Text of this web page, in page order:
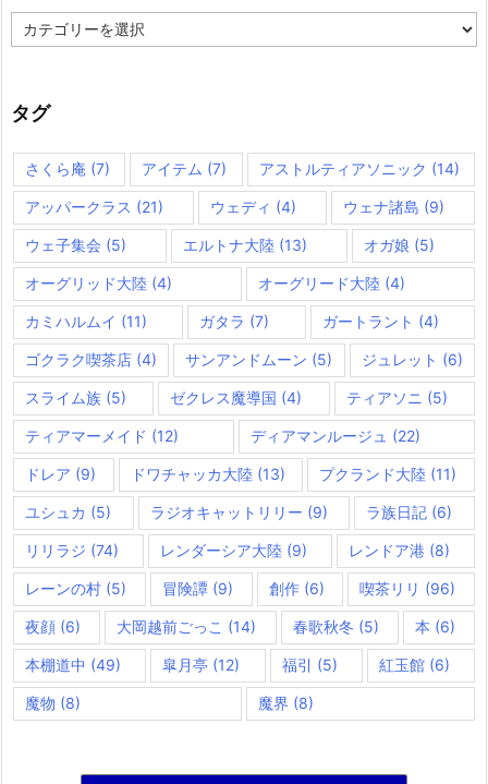
テ
ー
タグ
さくら庵 (7) アイテム (7) アストルティアソニック (14)
アッパークラス (21) ウェディ (4) ウェナ諸島 (9)
ウェ子集会 (5) エルトナ大陸 (13) オガ娘 (5)
オーグリッド大陸 (4) オーグリード大陸 (4)
カミハルムイ (11) ガタラ (7) ガートラント (4)
ゴクラク喫茶店 (4) サンアンドムーン (5) ジュレット (6)
スライム族 (5) ゼクレス魔導国 (4) ティアソニ (5)
ティアマーメイド (12) ディアマンルージュ (22)
ドレア (9) ドワチャッカ大陸(13) プクランド大陸 (11)
ユシュカ (5) ラジオキャットリリー (9) ラ族日記 (6)
リリラジ (74) レンダーシア大陸 (9) レンドア港 (8)
レーンの村 (5) 冒険譚(9) 創作(6) 喫茶リリ (96)
夜顔 (6) 大岡越前ごっこ (14) 春歌秋冬 (5) 本 (6)
本棚道中 (49) 皐月亭 (12) 福引 (5) 紅玉館(6)
魔物 (8) 魔界 (8)